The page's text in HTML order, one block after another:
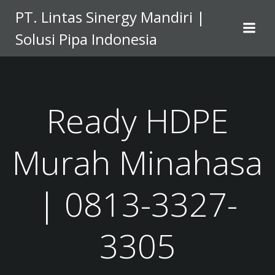
to
content
PT. Lintas Sinergy Mandiri |
Solusi Pipa Indonesia
Ready HDPE
Murah Minahasa
| 0813-3327-
3305